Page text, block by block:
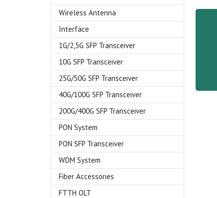
Wireless Antenna
Interface
1G/2,5G SFP Transceiver
10G SFP Transceiver
25G/50G SFP Transceiver
40G/100G SFP Transceiver
200G/400G SFP Transceiver
PON System
PON SFP Transceiver
WDM System
Fiber Accessories
FTTH OLT